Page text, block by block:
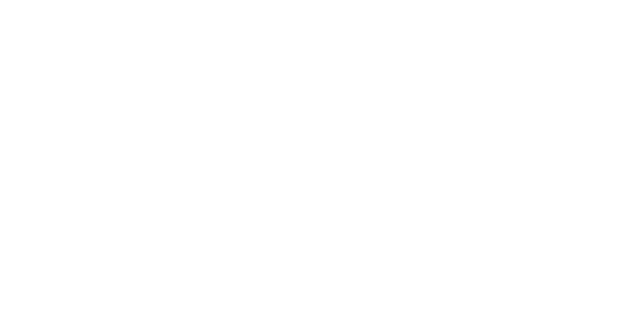
super
und alles sehr unkompliziert daumen ganz weit nach oben